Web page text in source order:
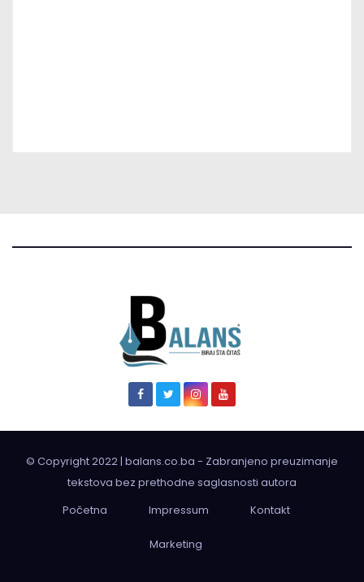
© Copyright 2022 | balans.co.ba - Zabranjeno preuzimanje
tekstova bez prethodne saglasnosti autora
Početna
Impressum Kontakt
Marketing